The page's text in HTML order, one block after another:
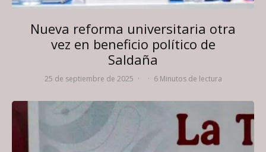
Nueva reforma universitaria otra
vez en beneficio político de
Saldaña
25 de septiembre de 2025 · · 6 Minutos de lectura